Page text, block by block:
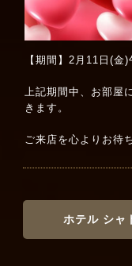
【期間】2月11日(
上記期間中、お部屋
きます。
ご来店を心よりお待
ホテル シャ